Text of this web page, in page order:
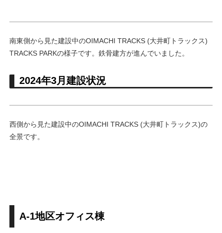
南東側から見た建設中のOIMACHI TRACKS (大井町トラックス)
TRACKS PARKの様子です。鉄骨建方が進んでいました。
2024年3月建設状況
西側から見た建設中のOIMACHI TRACKS (大井町トラックス)の
全景です。
A-1地区オフィス棟